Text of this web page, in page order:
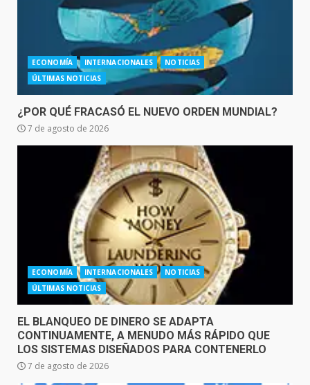
ECONOMÍA INTERNACIONALES
NOTICIAS
ÚLTIMAS NOTICIAS
¿POR QUÉ FRACASÓ EL NUEVO ORDEN MUNDIAL?
7 de agosto de 2026
ECONOMÍA INTERNACIONALES
NOTICIAS
ÚLTIMAS NOTICIAS
EL BLANQUEO DE DINERO SE ADAPTA
CONTINUAMENTE, A MENUDO MÁS RÁPIDO QUE
LOS SISTEMAS DISEÑADOS PARA CONTENERLO
7 de agosto de 2026